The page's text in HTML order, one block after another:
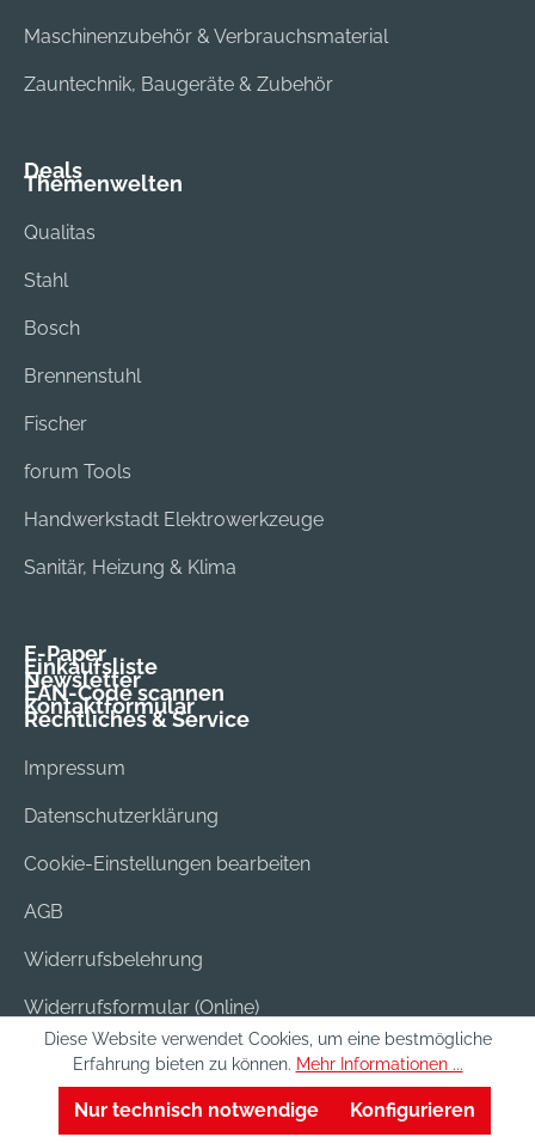
Maschinenzubehör & Verbrauchsmaterial
Zauntechnik, Baugeräte & Zubehör
Deals
Themenwelten
Qualitas
Stahl
Bosch
Brennenstuhl
Fischer
forum Tools
Handwerkstadt Elektrowerkzeuge
Sanitär, Heizung & Klima
E-Paper
Einkaufsliste
Newsletter
EAN-Code scannen
Kontaktformular
Rechtliches & Service
Impressum
Datenschutzerklärung
Cookie-Einstellungen bearbeiten
AGB
Widerrufsbelehrung
Widerrufsformular (Online)
Versand & Bezahlung
Batterieentsorgung
Diese Website verwendet Cookies, um eine bestmögliche
Erfahrung bieten zu können. Mehr Informationen ...
Nur technisch notwendige Konfigurieren